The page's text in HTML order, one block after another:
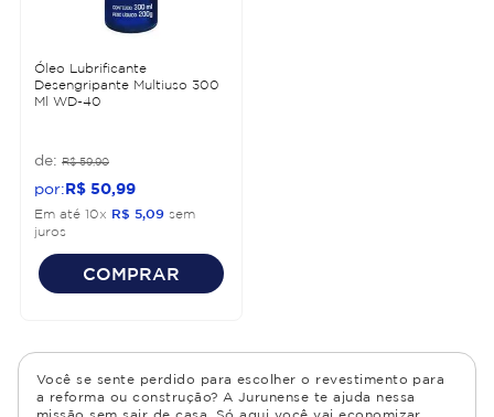
Óleo Lubrificante
Desengripante Multiuso 300
Ml WD-40
R$ 59,90
R$ 50 99
Em até 10x R$ 5 09 sem
juros
COMPRAR
Você se sente perdido para escolher o revestimento para
a reforma ou construção? A Jurunense te ajuda nessa
missão sem sair de casa. Só aqui você vai economizar